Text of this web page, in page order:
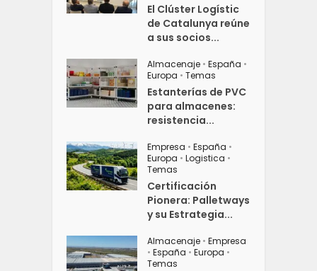
El Clúster Logístic
de Catalunya reúne
a sus socios...
Almacenaje • España •
Europa • Temas
Estanterías de PVC
para almacenes:
resistencia...
Empresa • España •
Europa • Logistica •
Temas
Certificación
Pionera: Palletways
y su Estrategia...
Almacenaje • Empresa
• España • Europa •
Temas